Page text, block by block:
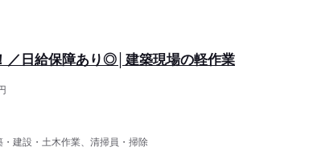
／日給保障あり◎│建築現場の軽作業
建設・土木作業、清掃員・掃除